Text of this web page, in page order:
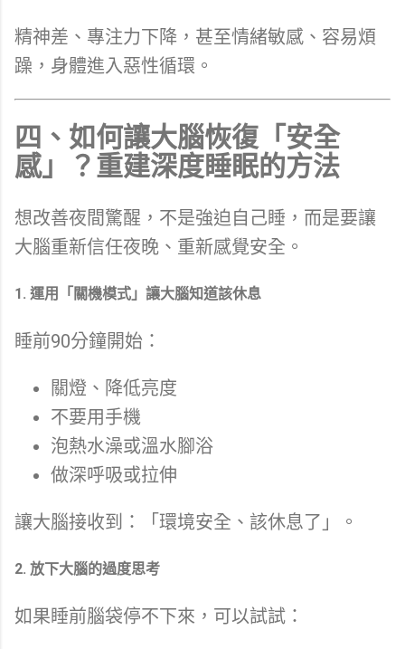
精神差、專注力下降，甚至情緒敏感、容易煩
躁，身體進入惡性循環。
四、如何讓大腦恢復「安全
感」？重建深度睡眠的方法
想改善夜間驚醒，不是強迫自己睡，而是要讓
大腦重新信任夜晚、重新感覺安全。
1. 運用「關機模式」讓大腦知道該休息
睡前90分鐘開始：
關燈、降低亮度
不要用手機
泡熱水澡或溫水腳浴
做深呼吸或拉伸
讓大腦接收到：「環境安全、該休息了」。
2. 放下大腦的過度思考
如果睡前腦袋停不下來，可以試試：